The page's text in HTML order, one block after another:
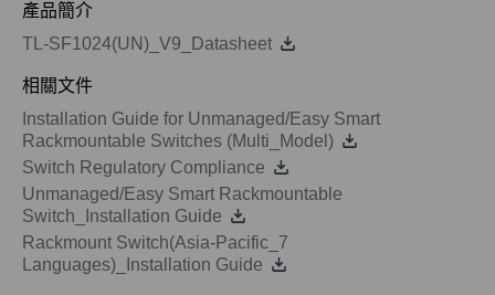
產品簡介
TL-SF1024(UN)_V9_Datasheet
相關文件
Installation Guide for Unmanaged/Easy Smart
Rackmountable Switches (Multi_Model)
Switch Regulatory Compliance
Unmanaged/Easy Smart Rackmountable
Switch_Installation Guide
Rackmount Switch(Asia-Pacific_7
Languages)_Installation Guide